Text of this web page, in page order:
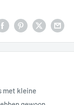
met kleine